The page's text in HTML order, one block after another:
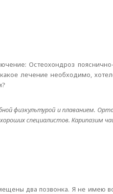
Остеохондроз
лечение необходимо,
физкультурой и плаванием.
специалистов. Карипазим
два позвонка. Я не имею